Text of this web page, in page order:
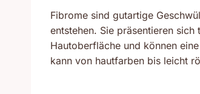
Fibrome sind gutartige
entstehen. Sie präsentieren
Hautoberfläche und können
kann von hautfarben bis leicht